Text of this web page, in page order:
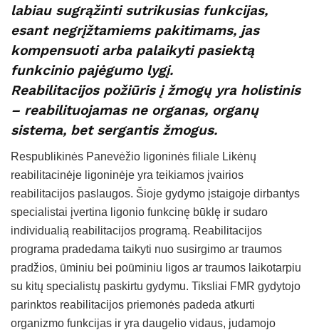
labiau sugrąžinti sutrikusias funkcijas,
esant negrįžtamiems pakitimams, jas
kompensuoti arba palaikyti pasiektą
funkcinio pajėgumo lygį.
Reabilitacijos požiūris į žmogų yra holistinis
– reabilituojamas ne organas, organų
sistema, bet sergantis žmogus.
Respublikinės Panevėžio ligoninės filiale Likėnų
reabilitacinėje ligoninėje yra teikiamos įvairios
reabilitacijos paslaugos. Šioje gydymo įstaigoje dirbantys
specialistai įvertina ligonio funkcinę būklę ir sudaro
individualią reabilitacijos programą. Reabilitacijos
programa pradedama taikyti nuo susirgimo ar traumos
pradžios, ūminiu bei poūminiu ligos ar traumos laikotarpiu
su kitų specialistų paskirtu gydymu. Tiksliai FMR gydytojo
parinktos reabilitacijos priemonės padeda atkurti
organizmo funkcijas ir yra daugelio vidaus, judamojo